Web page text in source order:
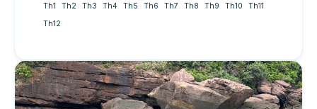
Th1 Th2 Th3 Th4 Th5 Th6 Th7 Th8 Th9 Th10
Th11
Th12